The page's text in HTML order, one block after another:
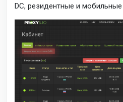
DC, резидентные и мобильные